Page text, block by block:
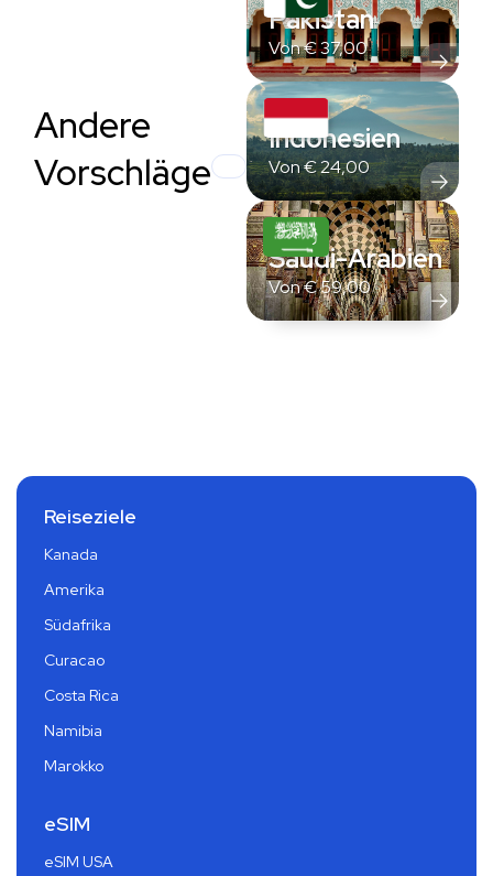
Andere
Vorschläge
Pakistan
Von€37,00
Indonesien
Von€24,00
Saudi-Arabien
Von€59,00
Reiseziele
Kanada
Amerika
Südafrika
Curacao
Costa Rica
Namibia
Marokko
eSIM
eSIM USA